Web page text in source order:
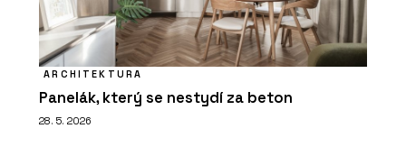
ARCHITEKTURA
Panelák, který se nestydí za beton
28. 5. 2026